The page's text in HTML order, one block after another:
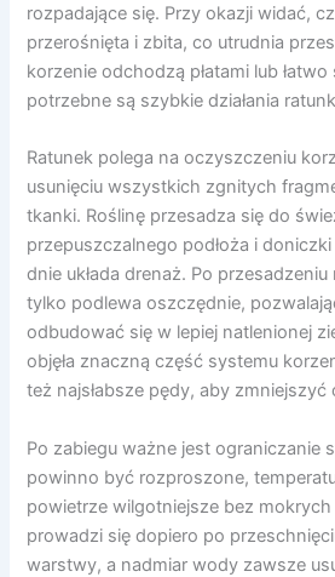
rozpadające się. Przy okazji widać,
przerośnięta i zbita, co utrudnia
korzenie odchodzą płatami lub łatwo
potrzebne są szybkie działania
Ratunek polega na oczyszczeniu
usunięciu wszystkich zgnitych
tkanki. Roślinę przesadza się do
przepuszczalnego podłoża i doniczki
dnie układa drenaż. Po
tylko podlewa oszczędnie,
odbudować się w lepiej natlenionej
objęła znaczną część systemu
też najsłabsze pędy, aby zmniejszyć
Po zabiegu ważne jest ograniczanie
powinno być rozproszone,
powietrze wilgotniejsze bez mokrych
prowadzi się dopiero po
warstwy, a nadmiar wody zawsze